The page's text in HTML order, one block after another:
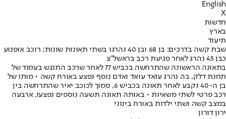
English
X
חדשות
בארץ
תיעוד
שבת קשה בדרכים: בן 68 ובן 40 נהרגו בשתי תאונות שונות; רוכב אופנוע
כבן 45 נהרג לאחר פגיעת רכב בראשל"צ
בתאונה הראשונה שהתרחשה בכביש 77 לאחר שרכב התנגש בעמוד של
תחנת דלק, בה נהרג עואד עואד ואדם נוסף נפצע באורח קשה • מותו של
בן ה-40 נקבע לאחר תאונה בכביש 6, סמוך לכוכב יאיר שהתרחשה בין
רכב פרטי לשתי משאיות • באותה תאונה תשעה נוספים נפצעו, ארבעה
במצב קשה ושתי ילדות באורח בינוני
ירון דורון